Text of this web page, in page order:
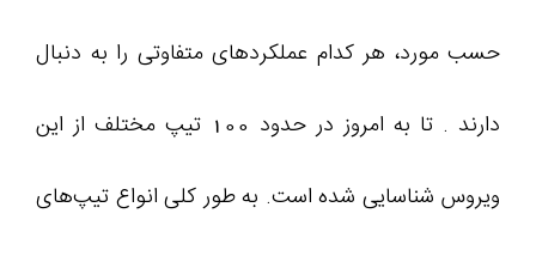
حسب مورد، هر کدام عملکردهای متفاوتی را به دنبال
دارند . تا به امروز در حدود 100 تیپ مختلف از این
ویروس شناسایی شده است. به طور کلی انواع تیپ‌های